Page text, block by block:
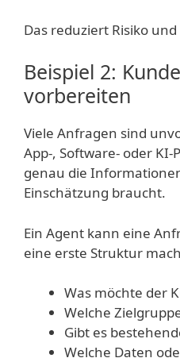
Das reduziert Risiko
Beispiel 2:
vorbereiten
Viele Anfragen sind
App-, Software- oder
genau die
Einschätzung braucht.
Ein Agent kann eine
eine erste Struktur
Was möchte der
Welche
Gibt es
Welche Daten